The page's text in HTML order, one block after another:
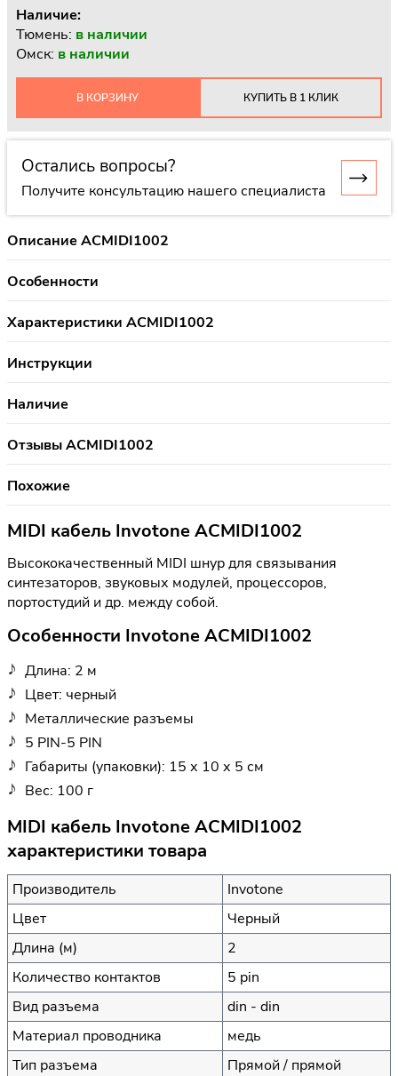
Наличие:
Тюмень: в наличии
Омск: в наличии
В КОРЗИНУ КУПИТЬ В 1 КЛИК
Остались вопросы?
Получите консультацию нашего специалиста
Описание ACMIDI1002
Особенности
Характеристики ACMIDI1002
Инструкции
Наличие
Отзывы ACMIDI1002
Похожие
MIDI кабель Invotone ACMIDI1002
Высококачественный MIDI шнур для связывания
синтезаторов, звуковых модулей, процессоров,
портостудий и др. между собой.
Особенности Invotone ACMIDI1002
Длина: 2 м
Цвет: черный
Металлические разъемы
5 PIN-5 PIN
Габариты (упаковки): 15 х 10 х 5 см
Вес: 100 г
MIDI кабель Invotone ACMIDI1002
характеристики товара
Производитель
Invotone
Цвет
Черный
Длина (м)
2
Количество контактов
5 pin
Вид разъема
din - din
Материал проводника
медь
Тип разъема
Прямой / прямой